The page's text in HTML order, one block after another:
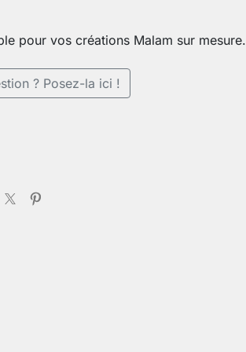
pour vos créations Malam sur mesure.
? Posez-la ici !